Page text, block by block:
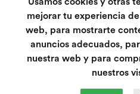
mejorar tu experiencia
web, para mostrarte
anuncios adecuados,
nuestra web y para
nuestros